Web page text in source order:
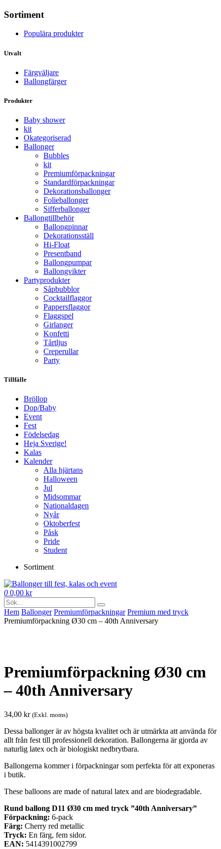
Sortiment
Populära produkter
Utvalt
Färgväljare
Ballongfärger
Produkter
Baby shower
kit
Okategoriserad
Ballonger
Bubbles
kit
Premium­förpackningar
Standard­­förpackningar
Dekorations­ballonger
Folie­­­ballonger
Siffer­­ballonger
Ballong­tillbehör
Ballongpinnar
Dekorationsställ
Hi-Float
Presentband
Ballongpumpar
Ballong­vikter
Party­­produkter
Såpbubblor
Cocktail­flaggor
Pappers­flaggor
Flaggspel
Girlanger
Konfetti
Tårtljus
Creperullar
Party
Tillfälle
Bröllop
Dop/Baby
Event
Fest
Födelsedag
Heja Sverige!
Kalas
Kalender
Alla hjärtans
Halloween
Jul
Midsommar
Nationaldagen
Nyår
Oktoberfest
Påsk
Pride
Student
Sortiment
0 0,00 kr
Hem Ballonger Premium­förpackningar Premium med tryck
Premiumförpackning Ø30 cm – 40th Anniversary
Premiumförpackning Ø30 cm
– 40th Anniversary
34,00 kr (Exkl. moms)
Dessa ballonger är av högsta kvalitet och är utmärkta att använda för
allt från fest till professionell dekoration. Ballongerna är gjorda av
naturlig latex och är biologiskt nedbrytbara.
Ballongerna kommer i förpackningar som perfekta för att exponeras
i butik.
These balloons are made of natural latex and are biodegradable.
Rund ballong D11 Ø30 cm med tryck ”40th Anniversary”
Förpackning: 6-pack
Färg: Cherry red metallic
Tryck: En färg, fem sidor.
EAN: 5414391002799